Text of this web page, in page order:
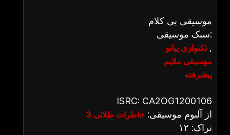
موسیقی بی کلام
سبک موسیقی:
تکنوازی پیانو,
موسیقی ملایم
پیشرفته
ISRC: CA2OG1200106
از آلبوم موسیقی: خاطرات طلائی 3
تراک: ۱۲